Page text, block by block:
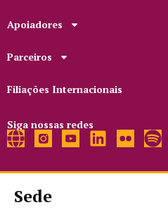
Apoiadores
Parceiros
Filiações Internacionais
Siga nossas redes
Sede